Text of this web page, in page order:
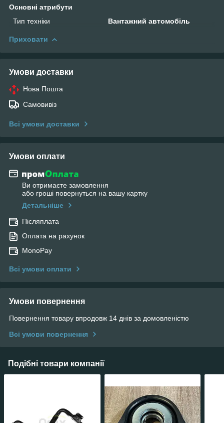
Основні атрибути
Тип техніки
Вантажний автомобіль
Приховати
Умови доставки
Нова Пошта
Самовивіз
Всі умови доставки
Умови оплати
Ви отримаєте замовлення
або гроші повернуться на вашу картку
Детальніше
Післяплата
Оплата на рахунок
MonoPay
Всі умови оплати
Умови повернення
Повернення товару впродовж 14 днів за домовленістю
Всі умови повернення
Подібні товари компанії